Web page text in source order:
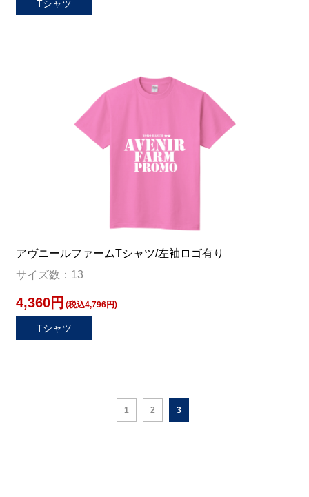
Tシャツ
アヴニールファームTシャツ/左袖ロゴ有り
サイズ数：13
4,360円 (税込4,796円)
Tシャツ
1 2 3